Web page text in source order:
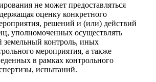
не может предоставляться
оценку конкретного
решений и (или) действий
уполномоченных осуществлять
контроль, иных
мероприятия, а также
в рамках контрольного
испытаний.